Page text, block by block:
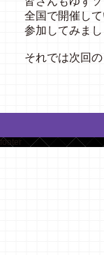
全国で開催して
参加してみまし
それでは次回
footer